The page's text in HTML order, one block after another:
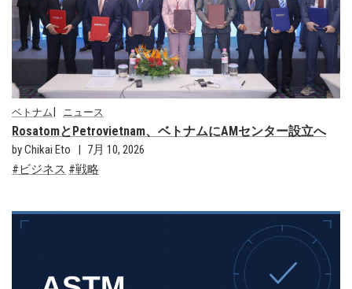
ベトナム ニュース
RosatomとPetrovietnam、ベトナムにAMセンター設立へ
by Chikai Eto
7月 10, 2026
ビジネス
戦略